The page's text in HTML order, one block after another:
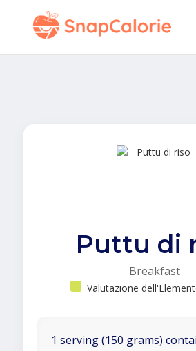
Puttu di
Breakfast
Valutazione
1 serving (150 grams)